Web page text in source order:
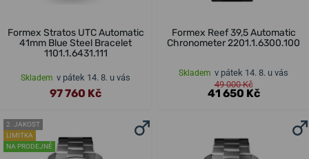
Formex Stratos UTC Automatic
41mm Blue Steel Bracelet
1101.1.6431.111
Skladem v pátek 14. 8. u vás
97 760 Kč
Formex Reef 39,5 Automatic
Chronometer 2201.1.6300.100
Skladem v pátek 14. 8. u vás
49 000 Kč
41 650 Kč
2. JAKOST
LIMITKA
NA PRODEJNĚ